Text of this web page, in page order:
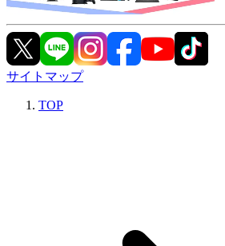
サイトマップ
TOP